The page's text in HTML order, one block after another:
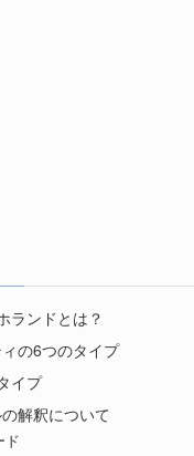
ランドとは？
の6つのタイプ
イプ
解釈について
ド